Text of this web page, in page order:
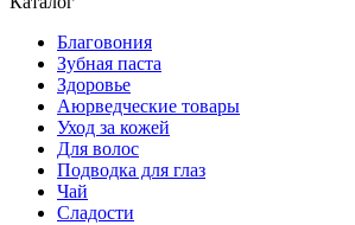
Благовония
Зубная паста
Здоровье
Аюрведческие товары
Уход за кожей
Для волос
Подводка для глаз
Чай
Сладости